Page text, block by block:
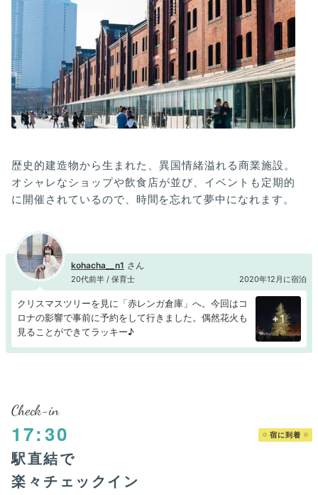
歴史的建造物から生まれた、異国情緒溢れる商業施設。
オシャレなショップや飲食店が並び、イベントも定期的
に開催されているので、時間を忘れて夢中になれます。
kohacha__n1
20代前半 / 保育士 2020年12月に宿泊
クリスマスツリーを見に「赤レンガ倉庫」へ。今回はコ
ロナの影響で事前に予約をして行きました。偶然花火も
見ることができてラッキー♪
+1
Check-in
17:30 宿に到着
駅直結で
楽々チェックイン